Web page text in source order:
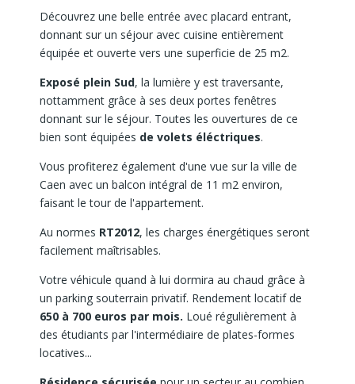
Découvrez une belle entrée avec placard entrant,
donnant sur un séjour avec cuisine entièrement
équipée et ouverte vers une superficie de 25 m2.
Exposé plein Sud, la lumière y est traversante,
nottamment grâce à ses deux portes fenêtres
donnant sur le séjour. Toutes les ouvertures de ce
bien sont équipées de volets éléctriques.
Vous profiterez également d'une vue sur la ville de
Caen avec un balcon intégral de 11 m2 environ,
faisant le tour de l'appartement.
Au normes RT2012, les charges énergétiques seront
facilement maîtrisables.
Votre véhicule quand à lui dormira au chaud grâce à
un parking souterrain privatif. Rendement locatif de
650 à 700 euros par mois. Loué régulièrement à
des étudiants par l'intermédiaire de plates-formes
locatives...